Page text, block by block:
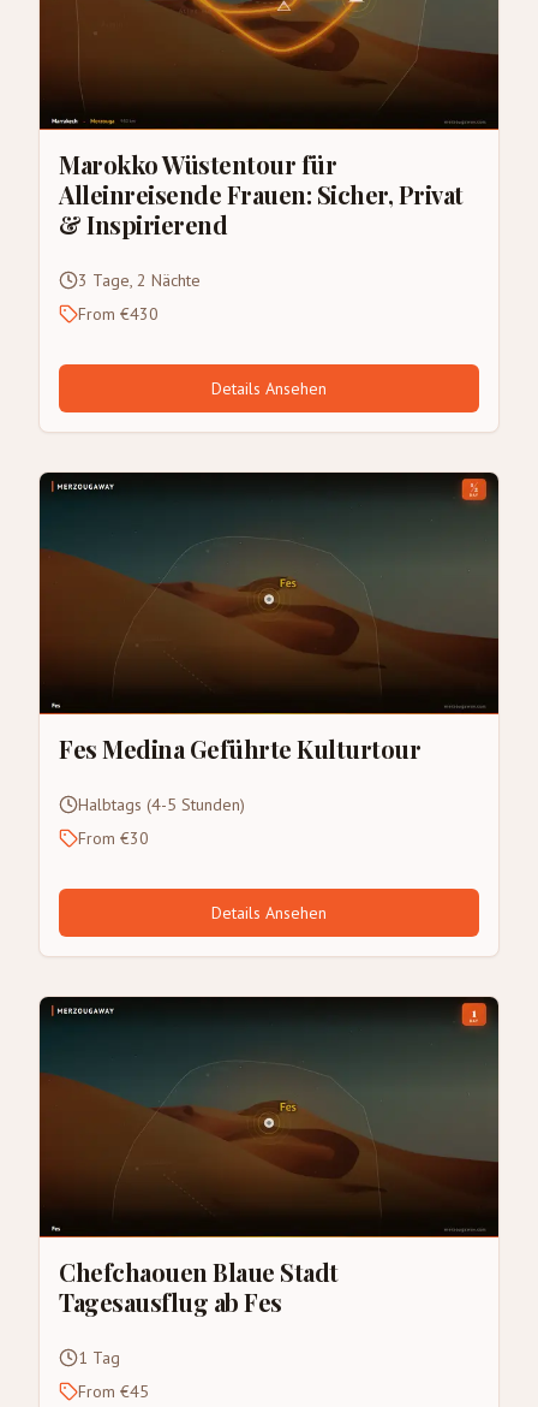
Marokko Wüstentour für
Alleinreisende Frauen: Sicher, Privat
& Inspirierend
3 Tage, 2 Nächte
From €430
Details Ansehen
Fes Medina Geführte Kulturtour
Halbtags (4-5 Stunden)
From €30
Details Ansehen
Chefchaouen Blaue Stadt
Tagesausflug ab Fes
1 Tag
From €45